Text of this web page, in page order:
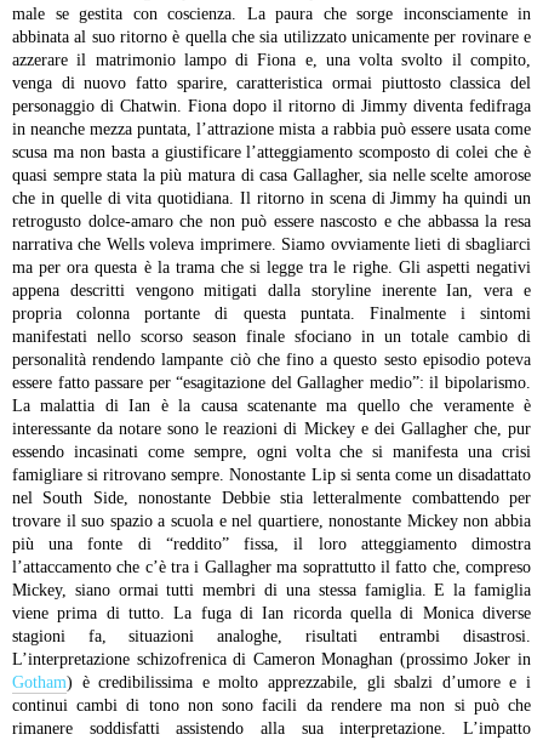
male se gestita con coscienza. La paura che sorge inconsciamente in
abbinata al suo ritorno è quella che sia utilizzato unicamente per rovinare e
azzerare il matrimonio lampo di Fiona e, una volta svolto il compito,
venga di nuovo fatto sparire, caratteristica ormai piuttosto classica del
personaggio di Chatwin. Fiona dopo il ritorno di Jimmy diventa fedifraga
in neanche mezza puntata, l’attrazione mista a rabbia può essere usata come
scusa ma non basta a giustificare l’atteggiamento scomposto di colei che è
quasi sempre stata la più matura di casa Gallagher, sia nelle scelte amorose
che in quelle di vita quotidiana. Il ritorno in scena di Jimmy ha quindi un
retrogusto dolce-amaro che non può essere nascosto e che abbassa la resa
narrativa che Wells voleva imprimere. Siamo ovviamente lieti di sbagliarci
ma per ora questa è la trama che si legge tra le righe. Gli aspetti negativi
appena descritti vengono mitigati dalla storyline inerente Ian, vera e
propria colonna portante di questa puntata. Finalmente i sintomi
manifestati nello scorso season finale sfociano in un totale cambio di
personalità rendendo lampante ciò che fino a questo sesto episodio poteva
essere fatto passare per “esagitazione del Gallagher medio”: il bipolarismo.
La malattia di Ian è la causa scatenante ma quello che veramente è
interessante da notare sono le reazioni di Mickey e dei Gallagher che, pur
essendo incasinati come sempre, ogni volta che si manifesta una crisi
famigliare si ritrovano sempre. Nonostante Lip si senta come un disadattato
nel South Side, nonostante Debbie stia letteralmente combattendo per
trovare il suo spazio a scuola e nel quartiere, nonostante Mickey non abbia
più una fonte di “reddito” fissa, il loro atteggiamento dimostra
l’attaccamento che c’è tra i Gallagher ma soprattutto il fatto che, compreso
Mickey, siano ormai tutti membri di una stessa famiglia. E la famiglia
viene prima di tutto. La fuga di Ian ricorda quella di Monica diverse
stagioni fa, situazioni analoghe, risultati entrambi disastrosi.
L’interpretazione schizofrenica di Cameron Monaghan (prossimo Joker in
Gotham) è credibilissima e molto apprezzabile, gli sbalzi d’umore e i
continui cambi di tono non sono facili da rendere ma non si può che
rimanere soddisfatti assistendo alla sua interpretazione. L’impatto